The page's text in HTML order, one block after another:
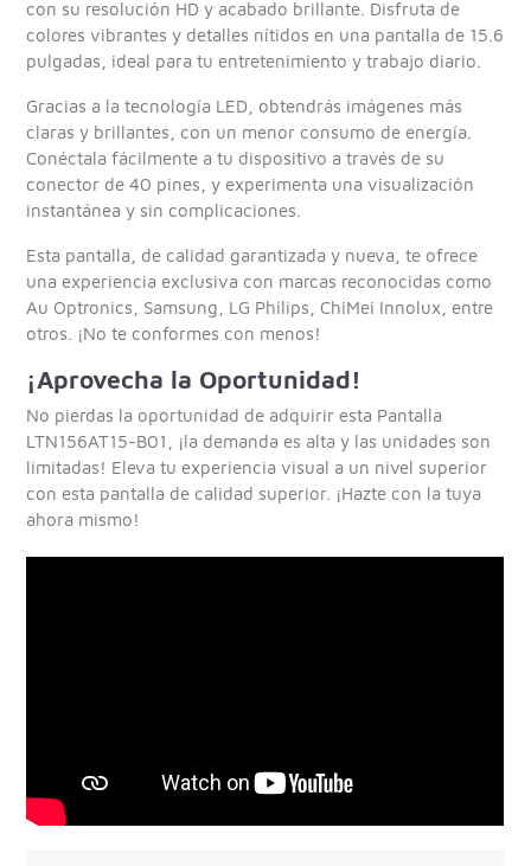
con su resolución HD y acabado brillante. Disfruta de
colores vibrantes y detalles nítidos en una pantalla de 15.6
pulgadas, ideal para tu entretenimiento y trabajo diario.
Gracias a la tecnología LED, obtendrás imágenes más
claras y brillantes, con un menor consumo de energía.
Conéctala fácilmente a tu dispositivo a través de su
conector de 40 pines, y experimenta una visualización
instantánea y sin complicaciones.
Esta pantalla, de calidad garantizada y nueva, te ofrece
una experiencia exclusiva con marcas reconocidas como
Au Optronics, Samsung, LG Philips, ChiMei Innolux, entre
otros. ¡No te conformes con menos!
¡Aprovecha la Oportunidad!
No pierdas la oportunidad de adquirir esta Pantalla
LTN156AT15-B01, ¡la demanda es alta y las unidades son
limitadas! Eleva tu experiencia visual a un nivel superior
con esta pantalla de calidad superior. ¡Hazte con la tuya
ahora mismo!